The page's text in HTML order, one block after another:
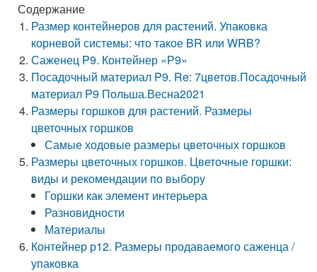
Содержание
Размер контейнеров для растений. Упаковка
корневой системы: что такое BR или WRB?
Саженец P9. Контейнер «Р9»
Посадочный материал P9. Re: 7цветов.Посадочный
материал P9 Польша.Весна2021
Размеры горшков для растений. Размеры
цветочных горшков
Самые ходовые размеры цветочных горшков
Размеры цветочных горшков. Цветочные горшки:
виды и рекомендации по выбору
Горшки как элемент интерьера
Разновидности
Материалы
Контейнер р12. Размеры продаваемого саженца /
упаковка